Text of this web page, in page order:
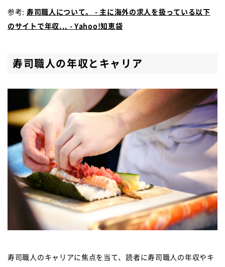
参考: 寿司職人について。 - 主に海外の求人を扱っている以下
のサイトで年収... - Yahoo!知恵袋
寿司職人の年収とキャリア
寿司職人のキャリアに焦点を当て、読者に寿司職人の年収やキ